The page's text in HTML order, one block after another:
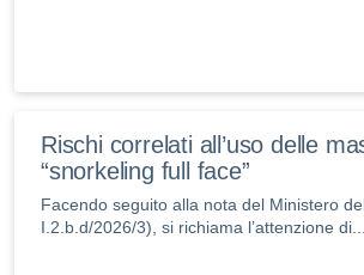
Rischi correlati all’uso delle
“snorkeling full face”
Facendo seguito alla nota del Ministero
I.2.b.d/2026/3), si richiama l’attenzione di...